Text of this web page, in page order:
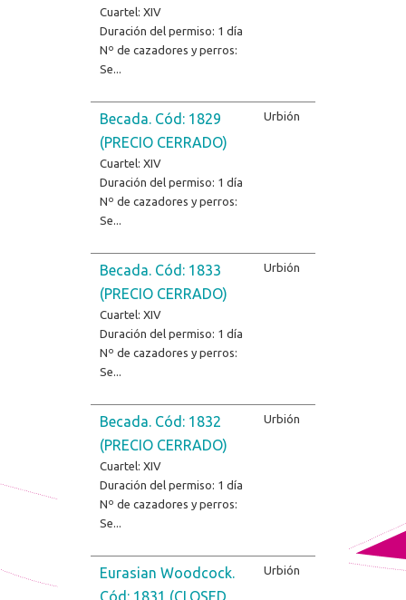
Cuartel: XIV
Duración del permiso: 1 día
Nº de cazadores y perros:
Se...
Becada. Cód: 1829
(PRECIO CERRADO)
Cuartel: XIV
Duración del permiso: 1 día
Nº de cazadores y perros:
Se...
Urbión
Becada. Cód: 1833
(PRECIO CERRADO)
Cuartel: XIV
Duración del permiso: 1 día
Nº de cazadores y perros:
Se...
Urbión
Becada. Cód: 1832
(PRECIO CERRADO)
Cuartel: XIV
Duración del permiso: 1 día
Nº de cazadores y perros:
Se...
Urbión
Eurasian Woodcock.
Cód: 1831 (CLOSED
Urbión